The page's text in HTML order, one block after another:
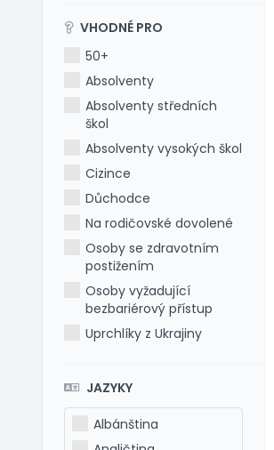
VHODNÉ PRO
50+
Absolventy
Absolventy středních
škol
Absolventy vysokých škol
Cizince
Důchodce
Na rodičovské dovolené
Osoby se zdravotním
postižením
Osoby vyžadující
bezbariérový přístup
Uprchlíky z Ukrajiny
JAZYKY
Albánština